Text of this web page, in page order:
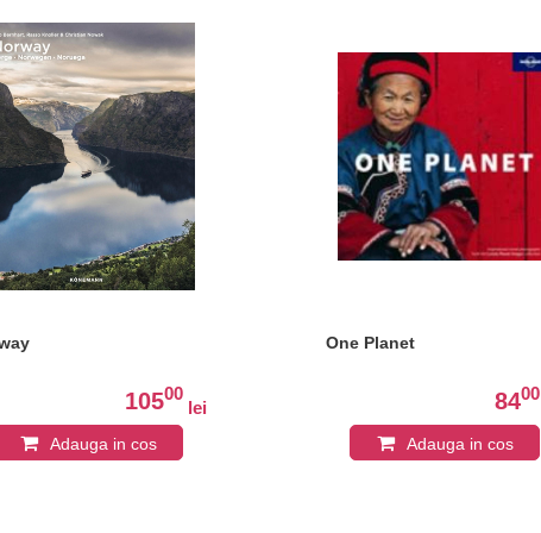
10500
lei
Adauga in cos
One Planet
8400
Adauga in cos